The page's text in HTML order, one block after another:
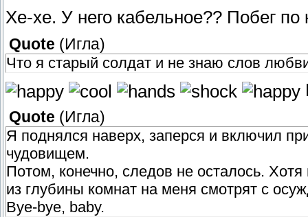
Хе-хе. У него кабельное?? Побег
Quote (Игла)
Что я старый солдат и не знаю слов
Quote (Игла)
Я поднялся наверх, заперся и включил
чудовищем.
Потом, конечно, следов не осталось.
из глубины комнат на меня смотрят с
Bye-bye, baby.